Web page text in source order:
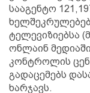
სააგენტო
ტელევიზიებსა
ონლაინ
კონტროლის
გადაცემებს
ხარჯავს.